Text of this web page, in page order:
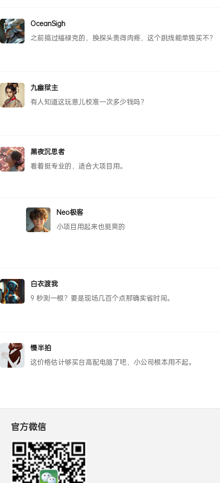
OceanSigh
之前搞过福禄克的，换探头贵得肉疼，这个跳线能单独买不？
九幽狱主
有人知道这玩意儿校准一次多少钱吗？
黑夜沉思者
看着挺专业的，适合大项目用。
Neo极客
小项目用起来也挺爽的
白衣渡我
9 秒测一根？要是现场几百个点那确实省时间。
慢半拍
这价格估计够买台高配电脑了吧，小公司根本用不起。
官方微信